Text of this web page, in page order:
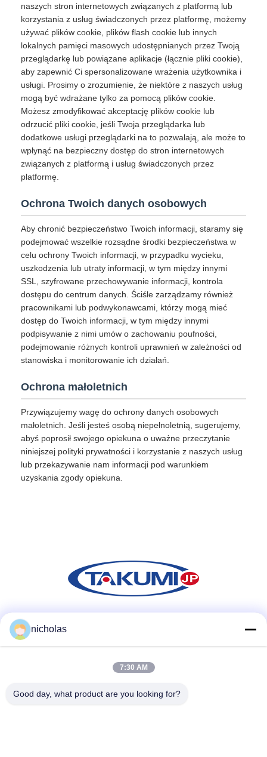
naszych stron internetowych związanych z platformą lub
korzystania z usług świadczonych przez platformę, możemy
używać plików cookie, plików flash cookie lub innych
lokalnych pamięci masowych udostępnianych przez Twoją
przeglądarkę lub powiązane aplikacje (łącznie pliki cookie),
aby zapewnić Ci spersonalizowane wrażenia użytkownika i
usługi. Prosimy o zrozumienie, że niektóre z naszych usług
mogą być wdrażane tylko za pomocą plików cookie.
Możesz zmodyfikować akceptację plików cookie lub
odrzucić pliki cookie, jeśli Twoja przeglądarka lub
dodatkowe usługi przeglądarki na to pozwalają, ale może to
wpłynąć na bezpieczny dostęp do stron internetowych
związanych z platformą i usług świadczonych przez
platformę.
Ochrona Twoich danych osobowych
Aby chronić bezpieczeństwo Twoich informacji, staramy się
podejmować wszelkie rozsądne środki bezpieczeństwa w
celu ochrony Twoich informacji, w przypadku wycieku,
uszkodzenia lub utraty informacji, w tym między innymi
SSL, szyfrowane przechowywanie informacji, kontrola
dostępu do centrum danych. Ściśle zarządzamy również
pracownikami lub podwykonawcami, którzy mogą mieć
dostęp do Twoich informacji, w tym między innymi
podpisywanie z nimi umów o zachowaniu poufności,
podejmowanie różnych kontroli uprawnień w zależności od
stanowiska i monitorowanie ich działań.
Ochrona małoletnich
Przywiązujemy wagę do ochrony danych osobowych
małoletnich. Jeśli jesteś osobą niepełnoletnią, sugerujemy,
abyś poprosił swojego opiekuna o uważne przeczytanie
niniejszej polityki prywatności i korzystanie z naszych usług
lub przekazywanie nam informacji pod warunkiem
uzyskania zgody opiekuna.
nicholas
7:30 AM
Good day, what product are you looking for?